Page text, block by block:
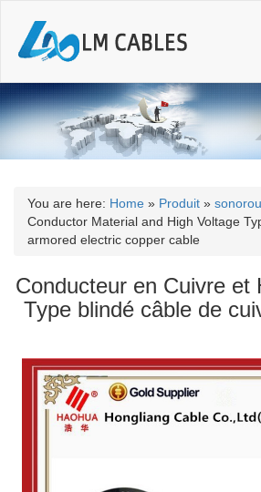
You are here: Home » Produit »
Conductor Material and High Voltage
armored electric copper cable
Conducteur en Cuivre et
Type blindé câble de